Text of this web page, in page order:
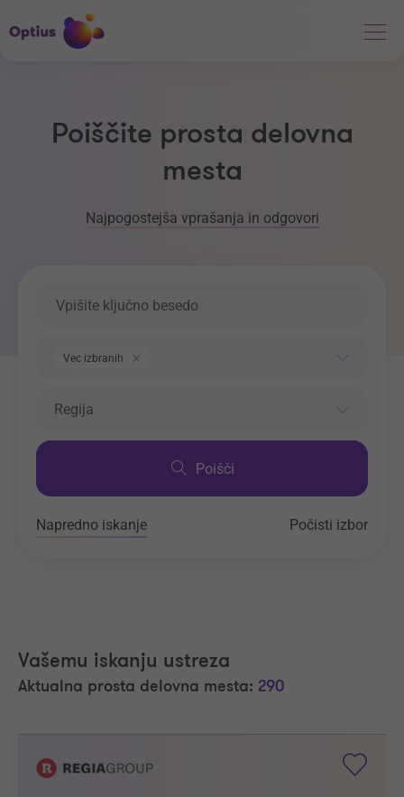
Poiščite prosta delovna
mesta
Najpogostejša vprašanja in odgovori
Vec izbranih
Regija
Poišči
Napredno iskanje Počisti izbor
Vašemu iskanju ustreza
Aktualna prosta delovna mesta: 290